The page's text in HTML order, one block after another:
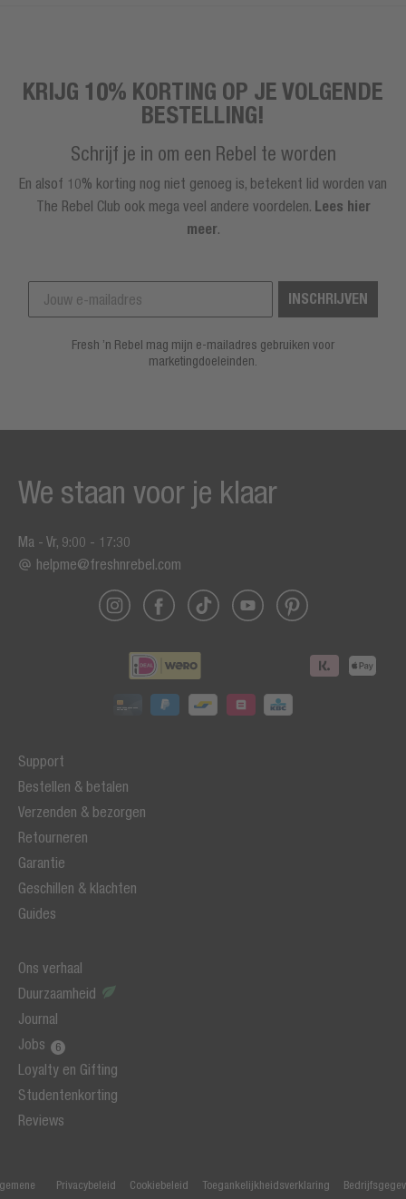
KRIJG 10% KORTING OP JE VOLGENDE
BESTELLING!
Schrijf je in om een Rebel te worden
En alsof 10% korting nog niet genoeg is, betekent lid worden van
The Rebel Club ook mega veel andere voordelen. Lees hier
meer.
INSCHRIJVEN
Fresh ’n Rebel mag mijn e-mailadres gebruiken voor
marketingdoeleinden.
Support
Bestellen & betalen
Verzenden & bezorgen
Retourneren
Garantie
Geschillen & klachten
Guides
Ons verhaal
Duurzaamheid
Journal
Jobs
Loyalty en Gifting
Studentenkorting
Reviews
We staan voor je klaar
Ma - Vr, 9:00 - 17:30
helpme@freshnrebel.com
Privacybeleid Cookiebeleid Toegankelijkheidsverklaring